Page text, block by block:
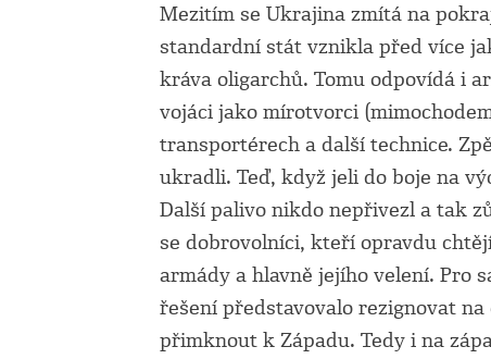
Mezitím se Ukrajina zmítá na
standardní stát vznikla před více
kráva oligarchů. Tomu odpovídá i
vojáci jako mírotvorci
transportérech a další technice.
ukradli. Teď, když jeli do boje na
Další palivo nikdo nepřivezl a tak
se dobrovolníci, kteří opravdu
armády a hlavně jejího velení. Pro
řešení představovalo rezignovat
přimknout k Západu. Tedy i na